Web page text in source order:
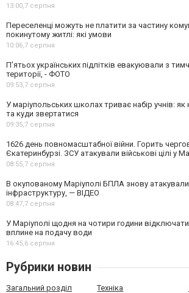
13:00,7 серпня
Переселенці можуть не платити за частину
покинутому житлі: які умови
10:06,7 серпня
П’ятьох українських підлітків евакуювали з
території, - ФОТО
09:53,7 серпня
У маріупольських школах триває набір учнів: як
та куди звертатися
09:35,7 серпня
1626 день повномасштабної війни. Горить
Єкатеринбурзі. ЗСУ атакували військові цілі у
08:55,7 серпня
В окупованому Маріуполі БПЛА знову
інфраструктуру, — ВІДЕО
08:47,7 серпня
У Маріуполі щодня на чотири години
вплине на подачу води
16:45,6 серпня
Рубрики новин
Загальний розділ Техніка